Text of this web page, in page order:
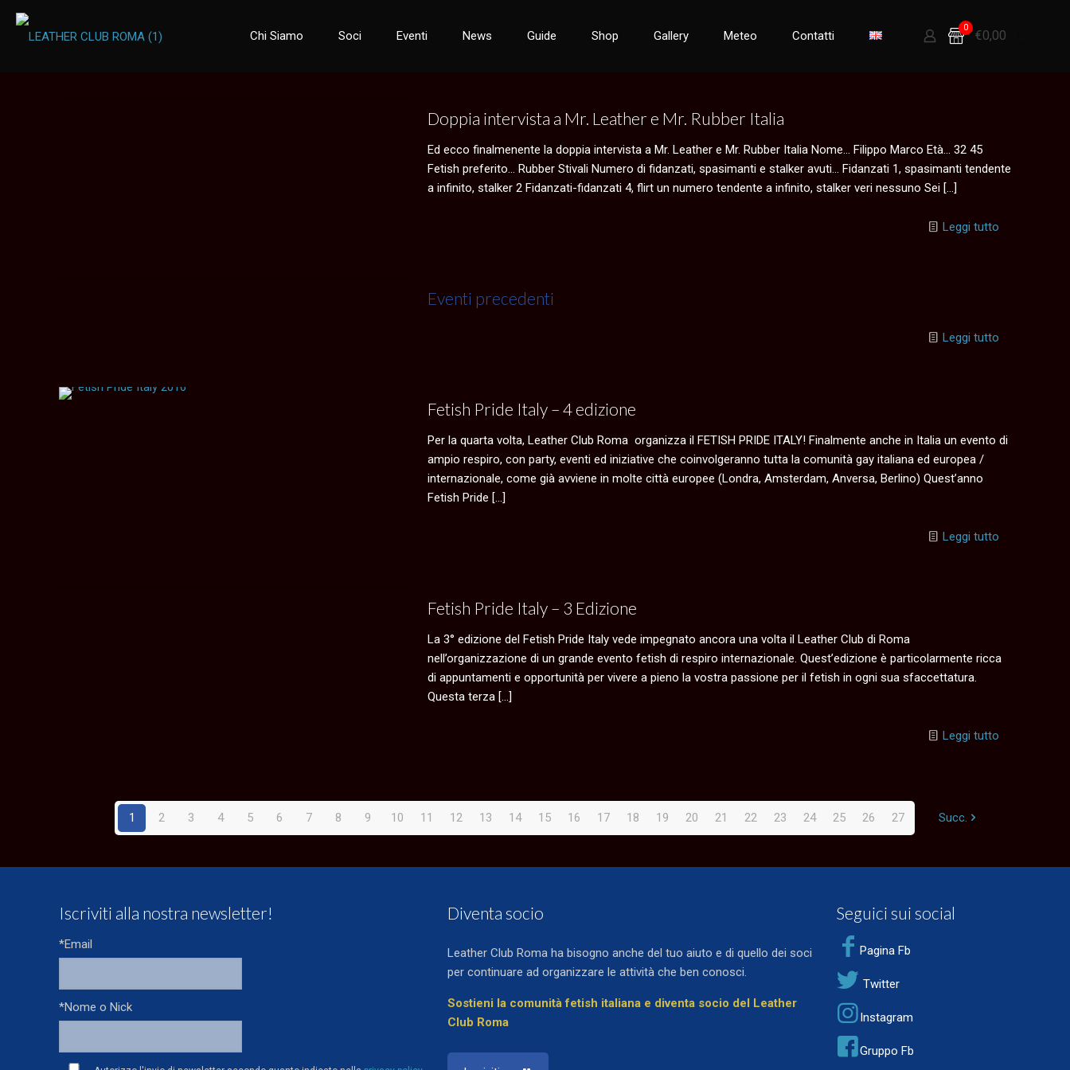
Chi Siamo Soci Eventi News Guide Shop Gallery Meteo Contatti
0
€0,00
Doppia intervista a Mr. Leather e Mr. Rubber Italia
Ed ecco finalmenente la doppia intervista a Mr. Leather e Mr. Rubber Italia Nome… Filippo Marco Età… 32 45
Fetish preferito… Rubber Stivali Numero di fidanzati, spasimanti e stalker avuti… Fidanzati 1, spasimanti tendente
a infinito, stalker 2 Fidanzati-fidanzati 4, flirt un numero tendente a infinito, stalker veri nessuno Sei[…]
Leggi tutto
Eventi precedenti
Leggi tutto
Fetish Pride Italy – 4 edizione
Per la quarta volta, Leather Club Roma organizza il FETISH PRIDE ITALY! Finalmente anche in Italia un evento di
ampio respiro, con party, eventi ed iniziative che coinvolgeranno tutta la comunità gay italiana ed europea /
internazionale, come già avviene in molte città europee (Londra, Amsterdam, Anversa, Berlino) Quest’anno
Fetish Pride […]
Leggi tutto
Fetish Pride Italy – 3 Edizione
La 3° edizione del Fetish Pride Italy vede impegnato ancora una volta il Leather Club di Roma
nell’organizzazione di un grande evento fetish di respiro internazionale. Quest’edizione è particolarmente ricca
di appuntamenti e opportunità per vivere a pieno la vostra passione per il fetish in ogni sua sfaccettatura.
Questa terza[…]
Leggi tutto
1 2 3 4 5 6 7 8 9 10 11 12 13 14 15 16 17 18 19 20 21 22 23 24 25 26 27 Succ.
Iscriviti alla nostra newsletter!
*Email
*Nome o Nick
Diventa socio
Leather Club Roma ha bisogno anche del tuo aiuto e di quello dei soci
per continuare ad organizzare le attività che ben conosci.
Sostieni la comunità fetish italiana e diventa socio del Leather
Club Roma
Seguici sui social
Pagina Fb
Twitter
Instagram
Gruppo Fb